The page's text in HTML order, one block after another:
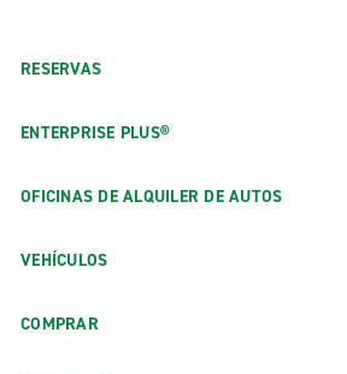
RESERVAS
ENTERPRISE PLUS®
OFICINAS DE ALQUILER DE AUTOS
VEHÍCULOS
COMPRAR